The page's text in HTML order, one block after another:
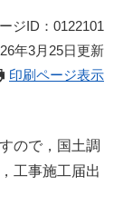
ジID：0122101
年3月25日更新
印刷ページ表示
ので，国土調
工事施工届出